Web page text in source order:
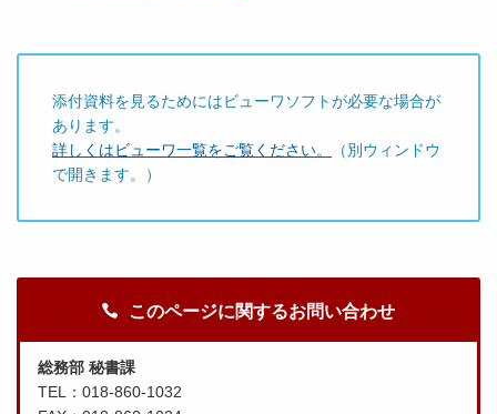
添付資料を見るためにはビューワソフトが必要な場合が
あります。
詳しくはビューワ一覧をご覧ください。
（別ウィンドウ
で開きます。）
このページに関するお問い合わせ
総務部 秘書課
TEL：018-860-1032